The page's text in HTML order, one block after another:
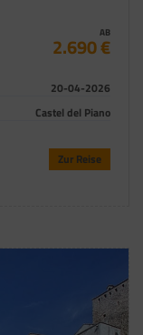
AB
2.690 €
20-04-2026
Castel del Piano
Zur Reise